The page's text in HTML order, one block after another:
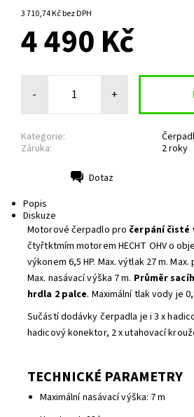
3 710,74 Kč bez DPH
4 490 Kč
- +
Kategorie:
Záruka:
2 roky
Dotaz
Popis
Diskuze
Motorové čerpadlo pro čerpání čisté
čtyřtktmím motorem HECHT OHV o
výkonem 6,5 HP. Max. výtlak 27 m.
Max. nasávací výška 7 m. Průměr
hrdla 2 palce. Maximální tlak vody je
Sučástí dodávky čerpadla je i 3 x
hadicový konektor, 2 x utahovací
TECHNICKÉ PARAMETRY
Maximální nasávací výška: 7 m